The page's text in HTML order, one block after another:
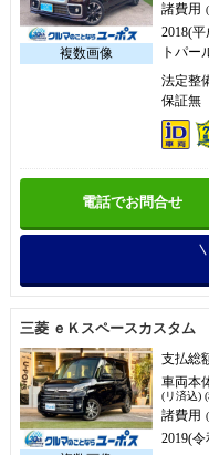
諸費用
2018(
トパー
法定整
保証無
電話でお問合せ
三菱 ｅＫスペースカスタム
支払総
車両本
(リ済込)
諸費用
2019(